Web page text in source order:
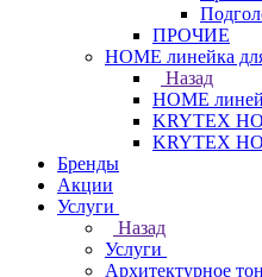
ПРОЧИЕ
HOME линейка
Назад
HOME
KRYTEX
KRYTEX
Бренды
Акции
Услуги
Назад
Услуги
Архитектурное